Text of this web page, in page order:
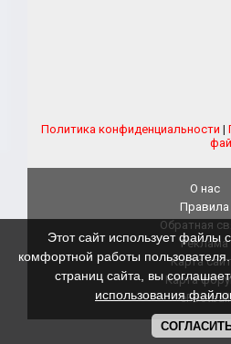
Политика конфиденциальности |
О нас
Правила
Обратная
Реклама
Карта
Карта
eFootball
Этот сайт использует файлы
комфортной работы
страниц сайта, вы
использования